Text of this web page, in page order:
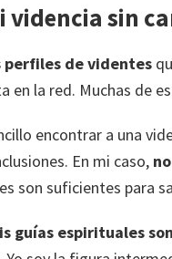
videncia sin
perfiles de videntes
en la red. Muchas de
encontrar a una
En mi caso,
son suficientes para
guías espirituales